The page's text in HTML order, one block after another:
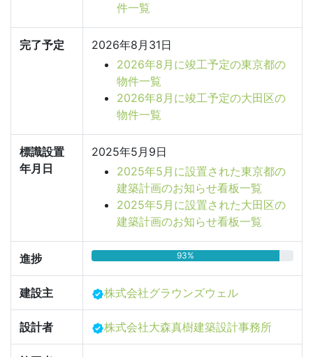
件一覧
完了予定
2026年8月31日
2026年8月に竣工予定の東京都の
物件一覧
2026年8月に竣工予定の大田区の
物件一覧
標識設置
年月日
2025年5月9日
2025年5月に設置された東京都の
建築計画のお知らせ看板一覧
2025年5月に設置された大田区の
建築計画のお知らせ看板一覧
進捗 93%
建設主 株式会社グラウンズウェル
設計者 株式会社大森真樹建築設計事務所